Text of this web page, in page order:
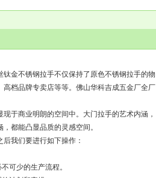
金不锈钢拉手不仅保持了原色不锈钢拉手的物
档品牌专卖店等等。佛山华科吉成五金厂全厂
于商业明朗的空间中。大门拉手的艺术内涵，
都能凸显品质的灵感空间。
我们要进行如下操作：
可少的生产流程。